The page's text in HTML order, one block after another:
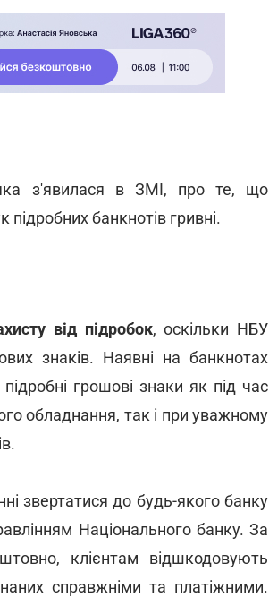
яка з'явилася в ЗМІ, про те, що
підробних банкнотів гривні.
від підробок, оскільки НБУ
знаків. Наявні на банкнотах
грошові знаки як під час
обладнання, так і при уважному
звертатися до будь-якого банку
Національного банку. За
клієнтам відшкодовують
справжніми та платіжними.